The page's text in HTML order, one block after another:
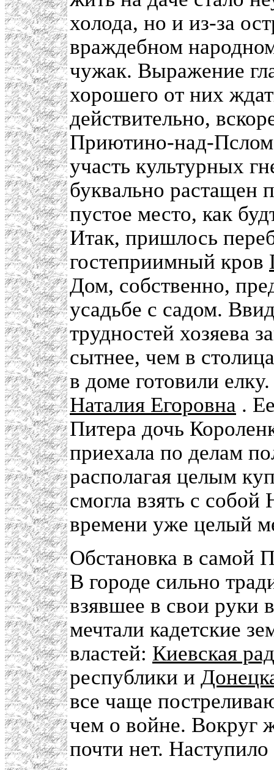
холода, но и из-за
враждебном
чужак. Выражение
хорошего от них
действительно,
Приютино-над-Пслом
участь культурных
буквально растащен
пустое место, как
Итак, пришлось
гостеприимный кров
Дом, собственно,
усадьбе с садом.
трудностей хозяева
сытнее, чем в
в доме готовили
Наталия Егоровна .
Питера дочь
приехала по делам
располагая целым
смогла взять с
времени уже целый
Обстановка в самой
В городе сильно
взявшее в свои руки
мечтали кадетские
властей: Киевская
республики и
все чаще
чем о войне. Вокруг
почти нет.